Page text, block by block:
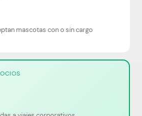
mascotas con o sin cargo